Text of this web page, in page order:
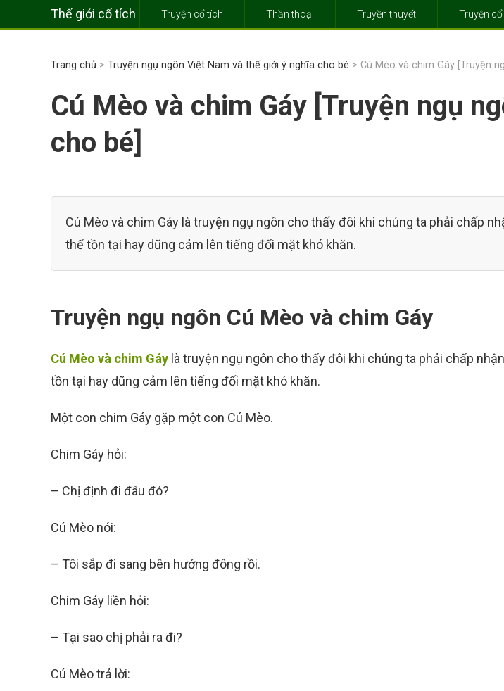
Thế giới cổ tích Truyện cổ tích Thần thoại Truyền thuyết Truyện
Trang chủ > Truyện ngụ ngôn Việt Nam và thế giới ý nghĩa cho bé > Cú Mèo và chim Gáy [Truyện
Cú Mèo và chim Gáy [Truyện ngụ
cho bé]
Cú Mèo và chim Gáy là truyện ngụ ngôn cho thấy đôi khi chúng ta phải chấp
thể tồn tại hay dũng cảm lên tiếng đối mặt khó khăn.
Truyện ngụ ngôn Cú Mèo và chim Gáy
Cú Mèo và chim Gáy là truyện ngụ ngôn cho thấy đôi khi chúng ta phải chấp
tồn tại hay dũng cảm lên tiếng đối mặt khó khăn.
Một con chim Gáy gặp một con Cú Mèo.
Chim Gáy hỏi:
– Chị định đi đâu đó?
Cú Mèo nói:
– Tôi sắp đi sang bên hướng đông rồi.
Chim Gáy liền hỏi:
– Tại sao chị phải ra đi?
Cú Mèo trả lời: